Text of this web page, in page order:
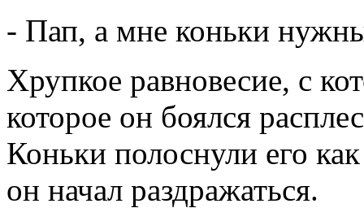
- Пап, а мне коньки
Хрупкое равновесие, с
которое он боялся
Коньки полоснули его
он начал раздражаться.